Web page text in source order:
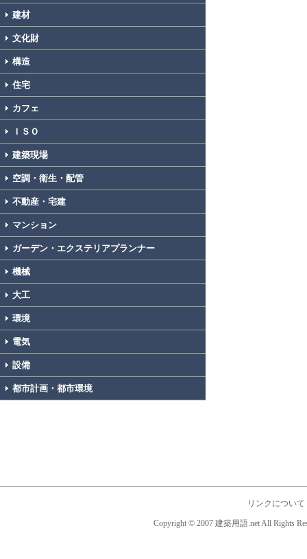
建材
文化財
構造
住宅
カフェ
ＩＳＯ
建築現場
空調・衛生・配管
不動産・宅建
マンション
ガーデン・エクステリアプランナー
機械
大工
環境
電気
設備
都市計画・都市環境
リンクについて
Copyright © 2007 建築用語.net All Rights